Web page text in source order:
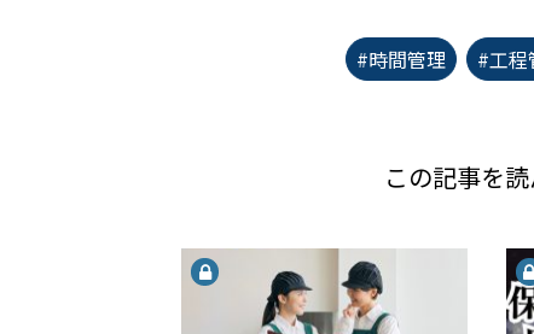
#時間管理 #工程
この記事を